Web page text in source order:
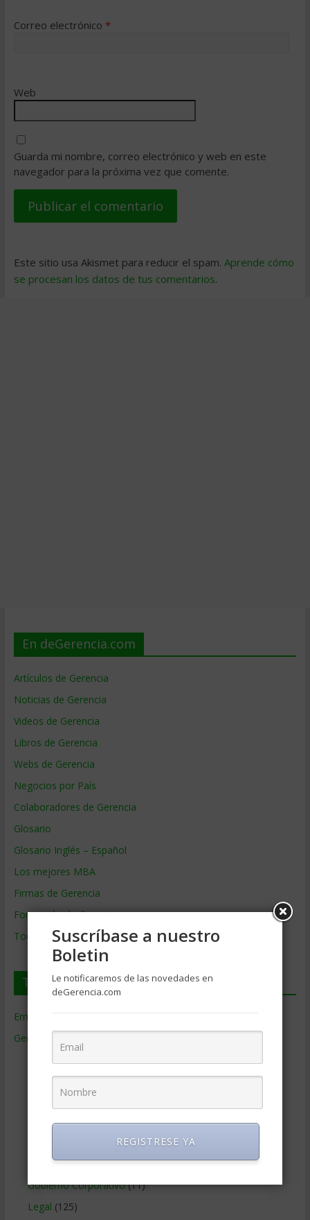
Correo electrónico *
Web
Guarda mi nombre, correo electrónico y web en este
navegador para la próxima vez que comente.
Este sitio usa Akismet para reducir el spam. Aprende cómo
se procesan los datos de tus comentarios.
En deGerencia.com
Artículos de Gerencia
Noticias de Gerencia
Videos de Gerencia
Libros de Gerencia
Webs de Gerencia
Negocios por País
Colaboradores de Gerencia
Glosario
Glosario Inglés – Español
Los mejores MBA
Firmas de Gerencia
Formación de Gerencia
Todos los Temas
Temas de Gerencia
Empresas de Gerencia
Gerencia
Contabilidad(466)
Educacion Gerencial
Estrategia Empresarial(304)
Finanzas Corporativas(748)
Gerencia social y ambiental(223)
Gobierno Corporativo(11)
Legal (125)
Suscríbase a nuestro
Boletin
Le notificaremos de las novedades en
deGerencia.com
REGISTRESE YA